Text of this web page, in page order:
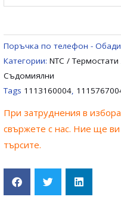
/
/
/
ZANKER
,
1115767012
Поръчка по телефон - Обади
Категории: NTC /
Съдомиялни
Tags 1113160004,
При затруднения в
свържете с нас. Ние ще
търсите.